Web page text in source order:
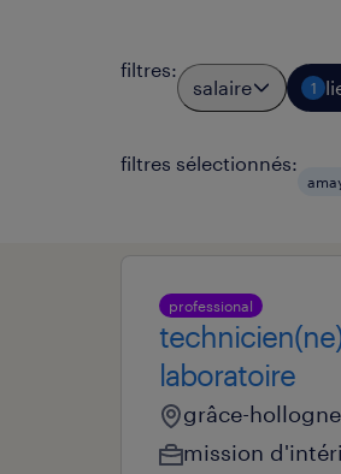
filtres:
salaire 1
filtres sélectionnés:
professional
laboratoire
grâce-
mission